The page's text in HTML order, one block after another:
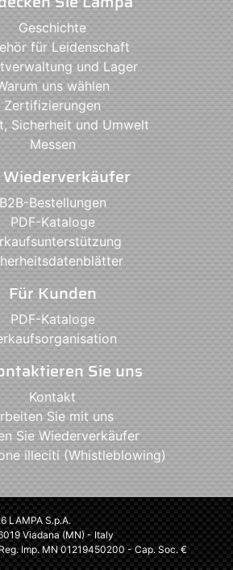
Geschichte
für Leidenschaft
und Lager
uns wählen
Zertifizierungen
Sicherheit und Umwelt
Messen
Bestellungen
PDF-Kataloge
Für Kunden
PDF-Kataloge
Sie uns
Kontakt
Sie mit uns
Sie Wiederverkäufer
illeciti (Whistleblowing)
LAMPA S.p.A.
Viadana (MN) - Italy
Imp. MN 01219450200 - Cap. Soc. €